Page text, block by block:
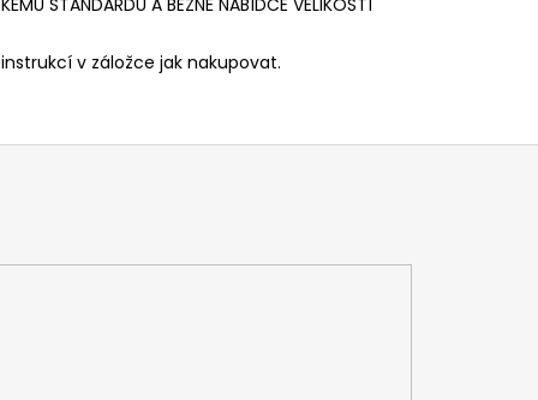
v záložce jak nakupovat.